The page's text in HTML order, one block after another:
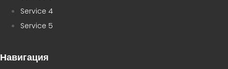
Service 4
Service 5
Навигация